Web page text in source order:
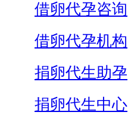
借卵代孕咨询
借卵代孕机构
捐卵代生助孕
捐卵代生中心